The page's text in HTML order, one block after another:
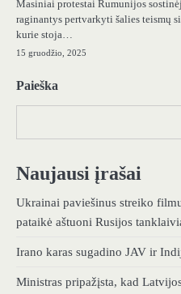
Masiniai protestai Rumunijos
raginantys pertvarkyti šalies teismų
kurie stoja…
15 gruodžio, 2025
Paieška
Naujausi įrašai
Ukrainai paviešinus streiko
pataikė aštuoni Rusijos
Irano karas sugadino JAV ir
Ministras pripažįsta, kad